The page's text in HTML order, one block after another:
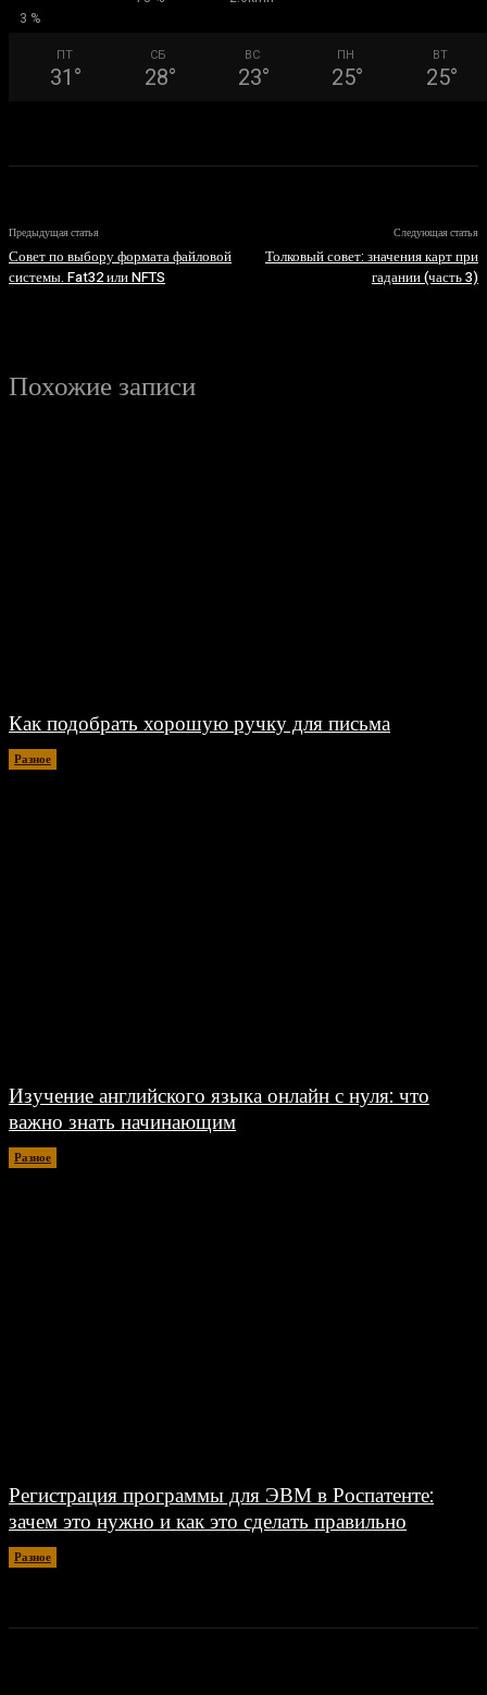
3 %
ПТ
31 °
СБ
28°
ВС
23°
ПН
25°
ВТ
25°
Предыдущая статья
Совет по выбору формата файловой
системы. Fat32 или NFTS
Следующая статья
Толковый совет: значения карт при
гадании (часть 3)
Похожие записи
Как подобрать хорошую ручку для письма
Разное
Изучение английского языка онлайн с нуля: что
важно знать начинающим
Разное
Регистрация программы для ЭВМ в Роспатенте:
зачем это нужно и как это сделать правильно
Разное